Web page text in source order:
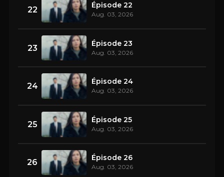
22 Épisode 22
Aug. 03, 2026
23 Épisode 23
Aug. 03, 2026
24 Épisode 24
Aug. 03, 2026
25 Épisode 25
Aug. 03, 2026
26 Épisode 26
Aug. 03, 2026